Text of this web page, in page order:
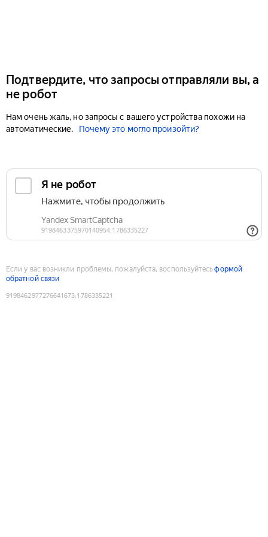
Подтвердите, что запросы отправляли вы, а
не робот
Нам очень жаль, но запросы с вашего устройства похожи на
автоматические.
Почему это могло произойти?
Если у вас возникли проблемы, пожалуйста, воспользуйтесьформой
обратной связи
9198462977276641673:1786335221